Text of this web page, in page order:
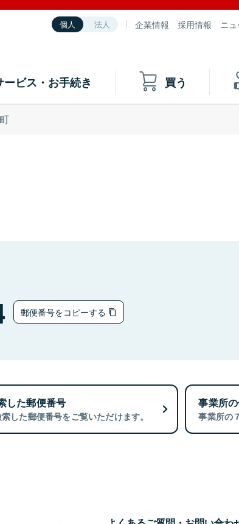
個人 法人 企業情報 採用情報 ニ
ービス・お手続き 買う
郵便番号をコピーする
した郵便番号
した郵便番号をご覧いただけます。
事業所
事業所の